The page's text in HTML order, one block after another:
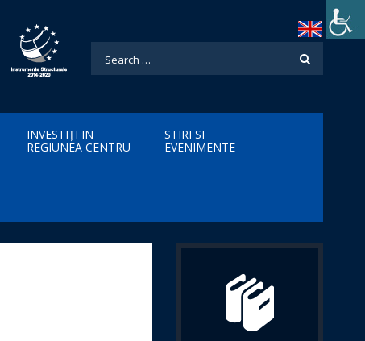
INVESTIȚI IN
REGIUNEA CENTRU
STIRI SI
EVENIMENTE